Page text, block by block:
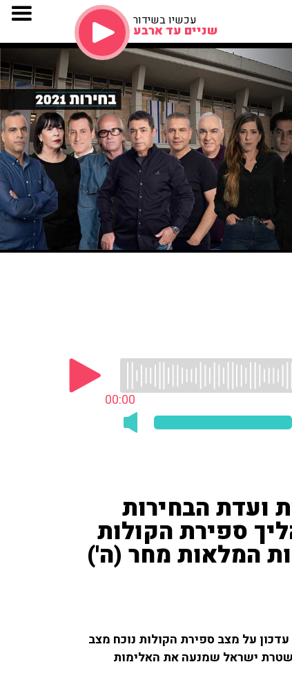
עכשיו בשידור
שניים עד ארבע
00:00
ועדת הבחירות
ספירת הקולות
המלאות מחר (ה')
על מצב ספירת הקולות נוכח מצב
ישראל שמנעה את האלימות